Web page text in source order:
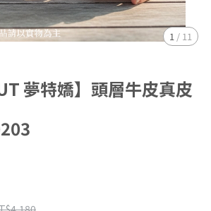
1 / 11
夢特嬌】頭層牛皮真皮